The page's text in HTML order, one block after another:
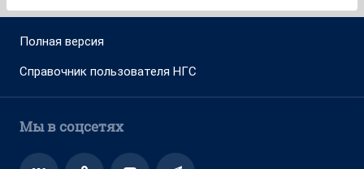
Полная версия
Справочник пользователя НГС
Мы в соцсетях